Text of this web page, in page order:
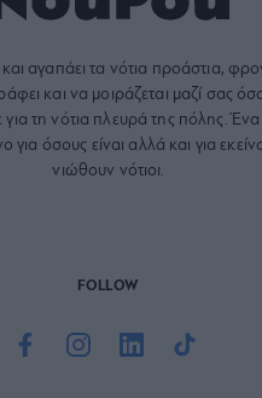
αγαπάει τα νότια προάστια,
και να μοιράζεται μαζί σας
για τη νότια πλευρά της πόλης.
για όσους είναι αλλά και για
νιώθουν νότιοι.
FOLLOW